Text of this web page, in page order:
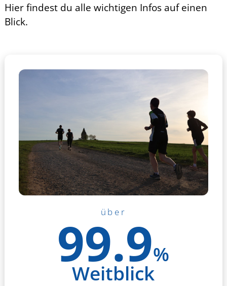
Hier findest du alle wichtigen Infos auf einen
Blick.
über
99.9%
Weitblick